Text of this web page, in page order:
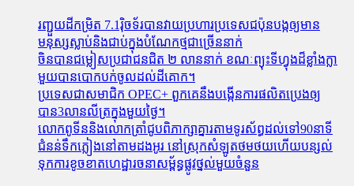
រញ្ជួយដីកម្រិត​ 7.1រ៉ិចទ័របានវាយប្រហារប្រទេសជប៉ុនបង្កឲ្យមាន
មនុស្សស្លាប់​និង​ជាប់ក្នុងបំណែកថ្មជាច្រើននាក់
ចិនបានជម្លៀសប្រជាជនជិត ២ លាននាក់ ខណៈព្យុះទីហ្វុងដ៏ខ្លាំងក្លា
មួយបានបោកបក់ចូលដល់ដីគោក។
ប្រទេសជាសមាជិក OPEC+​ ពួកគេនឹងបង្កើនការផលិតប្រេងឲ្យ
បាន3លានលីត្រក្នុងមួយថ្ងៃ។
លោកពូទីននិងលោកត្រាំជូបពិភាក្សាគ្នារតាមទូរស័ព្ធដល់ទៅ90នាទី
ជំនន់​ទឹកភ្លៀង​នៅ​តាម​ដងអូរ​ នៅ​ស្រុក​សំឡូត​ថមថយ​ហើយ​បន្សល់​
ទុក​ការ​ខូចខាត​ហេដ្ឋារចនាសម្ព័ន្ធ​ផ្លូវថ្នល់​មួយ​ចំនួន